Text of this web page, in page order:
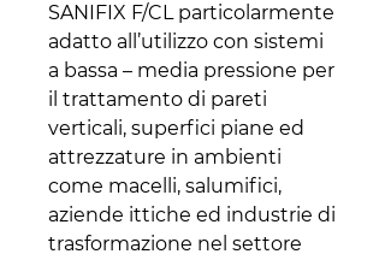
SANIFIX F/CL particolarmente
adatto all’utilizzo con sistemi
a bassa – media pressione per
il trattamento di pareti
verticali, superfici piane ed
attrezzature in ambienti
come macelli, salumifici,
aziende ittiche ed industrie di
trasformazione nel settore